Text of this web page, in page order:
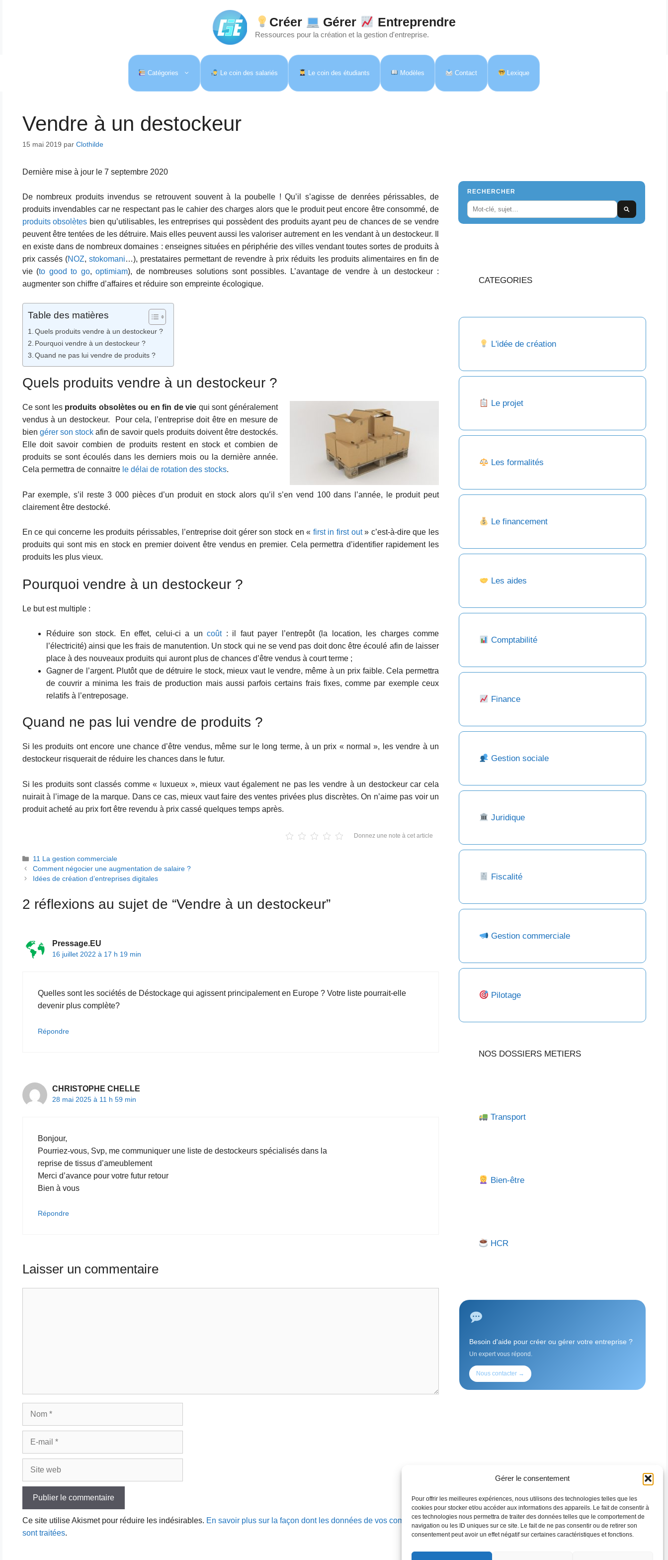
Gérer le consentement
Pour offrir les meilleures expériences, nous utilisons des technologies telles que les
cookies pour stocker et/ou accéder aux informations des appareils. Le fait de consentir à
ces technologies nous permettra de traiter des données telles que le comportement de
navigation ou les ID uniques sur ce site. Le fait de ne pas consentir ou de retirer son
consentement peut avoir un effet négatif sur certaines caractéristiques et fonctions.
Créer Gérer Entreprendre
Ressources pour la création et la gestion d'entreprise.
Catégories Le coin des salariés Le coin des étudiants Modèles Contact Lexique
Vendre à un destockeur
15 mai 2019 par Clothilde
Dernière mise à jour le 7 septembre 2020
De nombreux produits invendus se retrouvent souvent à la poubelle ! Qu’il s’agisse de denrées périssables, de
produits invendables car ne respectant pas le cahier des charges alors que le produit peut encore être consommé, de
produits obsolètes bien qu’utilisables, les entreprises qui possèdent des produits ayant peu de chances de se vendre
peuvent être tentées de les détruire. Mais elles peuvent aussi les valoriser autrement en les vendant à un destockeur. Il
en existe dans de nombreux domaines : enseignes situées en périphérie des villes vendant toutes sortes de produits à
prix cassés (NOZ, stokomani…), prestataires permettant de revendre à prix réduits les produits alimentaires en fin de
vie (to good to go,optimiam), de nombreuses solutions sont possibles. L’avantage de vendre à un destockeur :
augmenter son chiffre d’affaires et réduire son empreinte écologique.
Table des matières
Quels produits vendre à un destockeur ?
Pourquoi vendre à un destockeur ?
Quand ne pas lui vendre de produits ?
Quels produits vendre à un destockeur ?
Ce sont les produits obsolètes ou en fin de vie qui sont généralement
vendus à un destockeur. Pour cela, l’entreprise doit être en mesure de
bien gérer son stockafin de savoir quels produits doivent être destockés.
Elle doit savoir combien de produits restent en stock et combien de
produits se sont écoulés dans les derniers mois ou la dernière année.
Cela permettra de connaitre le délai de rotation des stocks.
Par exemple, s’il reste 3 000 pièces d’un produit en stock alors qu’il s’en vend 100 dans l’année, le produit peut
clairement être destocké.
En ce qui concerne les produits périssables, l’entreprise doit gérer son stock en « first in first out» c’est-à-dire que les
produits qui sont mis en stock en premier doivent être vendus en premier. Cela permettra d’identifier rapidement les
produits les plus vieux.
Pourquoi vendre à un destockeur ?
Le but est multiple :
Réduire son stock. En effet, celui-ci a uncoût: il faut payer l’entrepôt (la location, les charges comme
l’électricité) ainsi que les frais de manutention. Un stock qui ne se vend pas doit donc être écoulé afin de laisser
place à des nouveaux produits qui auront plus de chances d’être vendus à court terme ;
Gagner de l’argent. Plutôt que de détruire le stock, mieux vaut le vendre, même à un prix faible. Cela permettra
de couvrir a minima les frais de production mais aussi parfois certains frais fixes, comme par exemple ceux
relatifs à l’entreposage.
Quand ne pas lui vendre de produits ?
Si les produits ont encore une chance d’être vendus, même sur le long terme, à un prix « normal », les vendre à un
destockeur risquerait de réduire les chances dans le futur.
Si les produits sont classés comme « luxueux », mieux vaut également ne pas les vendre à un destockeur car cela
nuirait à l’image de la marque. Dans ce cas, mieux vaut faire des ventes privées plus discrètes. On n’aime pas voir un
produit acheté au prix fort être revendu à prix cassé quelques temps après.
Donnez une note à cet article
Catégories
11 La gestion commerciale
Comment négocier une augmentation de salaire ?
Idées de création d’entreprises digitales
2 réflexions au sujet de “Vendre à un destockeur”
Pressage.EU
16 juillet 2022 à 17 h 19 min
Quelles sont les sociétés de Déstockage qui agissent principalement en Europe ? Votre liste pourrait-elle
devenir plus complète?
Répondre
CHRISTOPHE CHELLE
28 mai 2025 à 11 h 59 min
Bonjour,
Pourriez-vous, Svp, me communiquer une liste de destockeurs spécialisés dans la
reprise de tissus d’ameublement
Merci d’avance pour votre futur retour
Bien à vous
Répondre
Laisser un commentaire
Ce site utilise Akismet pour réduire les indésirables. En savoir plus sur la façon dont les données de vos commentaires
sont traitées.
RECHERCHER
CATEGORIES
L'idée de création
Le projet
Les formalités
Le financement
Les aides
Comptabilité
Finance
Gestion sociale
Juridique
Fiscalité
Gestion commerciale
Pilotage
NOS DOSSIERS METIERS
Transport
Bien-être
HCR
Besoin d'aide pour créer ou gérer votre entreprise ?
Un expert vous répond.
Nous contacter →